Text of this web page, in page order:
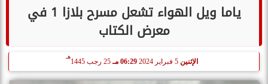
ياما ويل الهواء تشعل مسرح بلازا 1 في
معرض الكتاب
الإثنين 5 فبراير 2024 06:29 مـ 25 رجب 1445
هـ